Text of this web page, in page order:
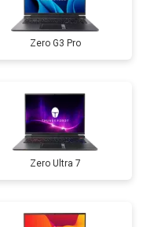
от 1500 ₽ Заказать
от 3500 ₽
Zero G3 Pro
Zero Ultra 7